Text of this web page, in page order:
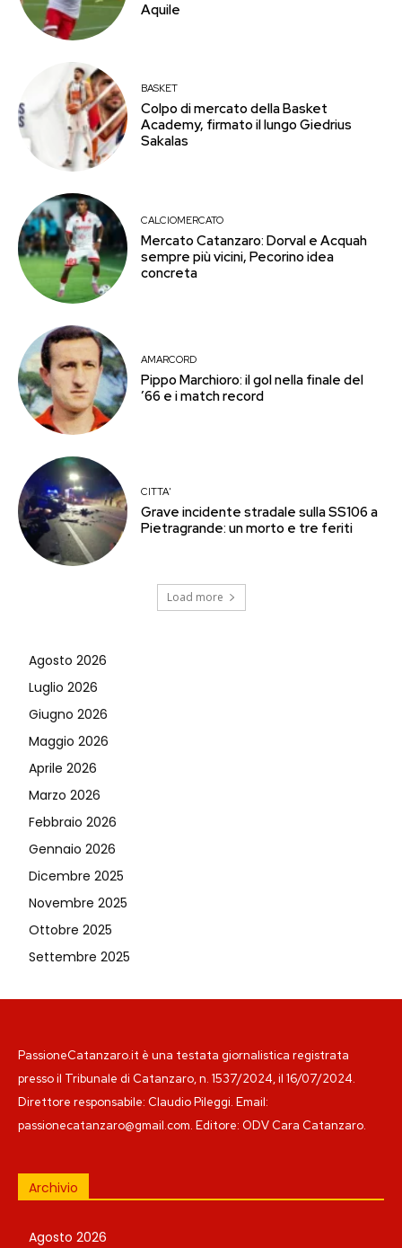
Aquile
BASKET
Colpo di mercato della Basket
Academy, firmato il lungo Giedrius
Sakalas
CALCIOMERCATO
Mercato Catanzaro: Dorval e Acquah
sempre più vicini, Pecorino idea
concreta
AMARCORD
Pippo Marchioro: il gol nella finale del
’66 e i match record
CITTA'
Grave incidente stradale sulla SS106 a
Pietragrande: un morto e tre feriti
Load more
Agosto 2026
Luglio 2026
Giugno 2026
Maggio 2026
Aprile 2026
Marzo 2026
Febbraio 2026
Gennaio 2026
Dicembre 2025
Novembre 2025
Ottobre 2025
Settembre 2025
PassioneCatanzaro.it è una testata giornalistica registrata
presso il Tribunale di Catanzaro, n. 1537/2024, il 16/07/2024.
Direttore responsabile: Claudio Pileggi. Email:
passionecatanzaro@gmail.com. Editore: ODV Cara Catanzaro.
Archivio
Agosto 2026